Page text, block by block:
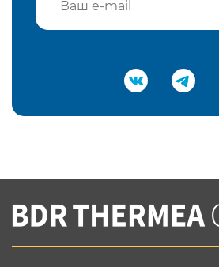
Подтвердить e-mail
Вы соглашаетесь с нашей
конфеденциальности